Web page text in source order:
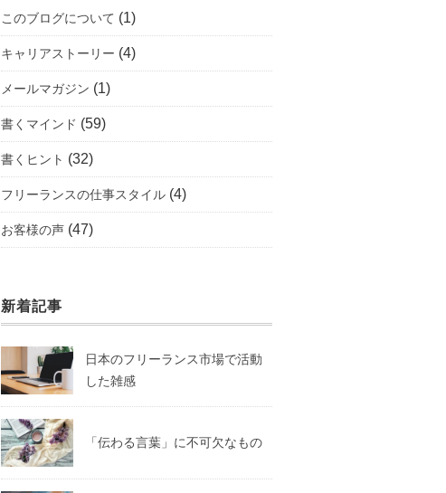
このブログについて (1)
キャリアストーリー (4)
メールマガジン (1)
書くマインド (59)
書くヒント (32)
フリーランスの仕事スタイル (4)
お客様の声 (47)
新着記事
日本のフリーランス市場で活動
した雑感
「伝わる言葉」に不可欠なもの